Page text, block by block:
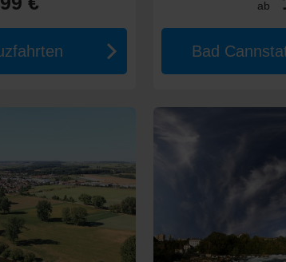
als interessant empfinden:
Weinlandschaften, die sich durch bezaubernde
und historischen Stätten in mehreren Ländern.
einschließlich Dresden Hamburg.
ab
Bad